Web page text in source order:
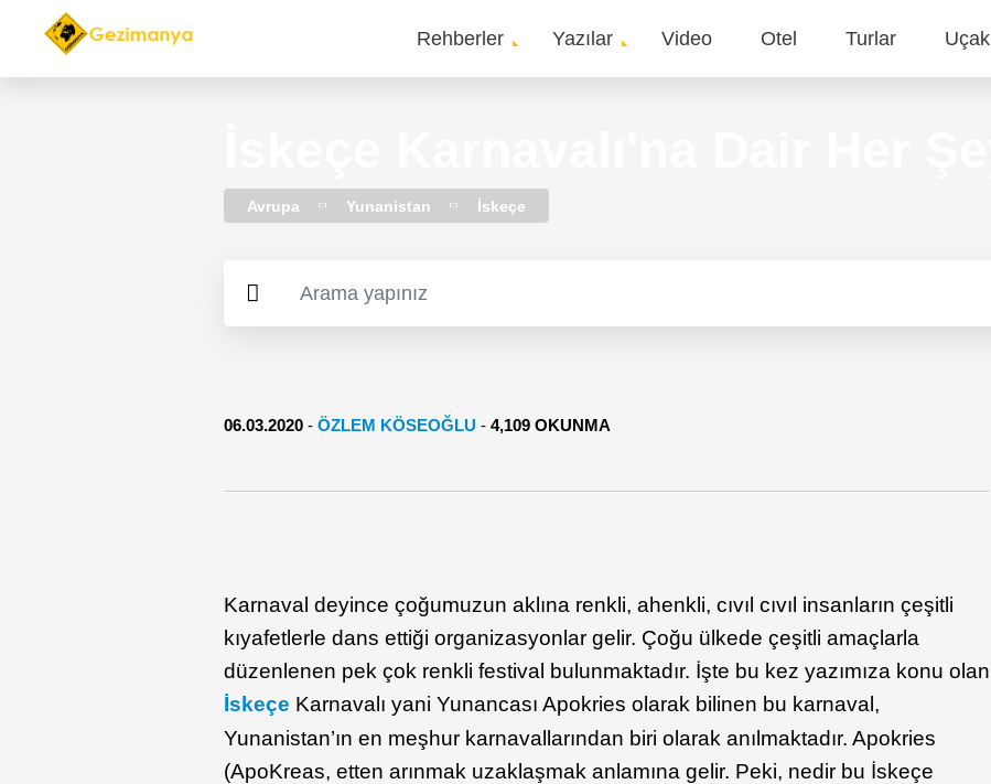
Main
Rehberler Yazılar Video Otel Turlar Uçak
Avrupa Yunanistan İskeçe
06.03.2020 -ÖZLEM KÖSEOĞLU -4,109 OKUNMA
Karnaval deyince çoğumuzun aklına renkli, ahenkli, cıvıl cıvıl insanların çeşitli
kıyafetlerle dans ettiği organizasyonlar gelir. Çoğu ülkede çeşitli amaçlarla
düzenlenen pek çok renkli festival bulunmaktadır. İşte bu kez yazımıza konu olan
İskeçe Karnavalı yani Yunancası Apokries olarak bilinen bu karnaval,
Yunanistan’ın en meşhur karnavallarından biri olarak anılmaktadır. Apokries
(ApoKreas, etten arınmak uzaklaşmak anlamına gelir. Peki, nedir bu İskeçe